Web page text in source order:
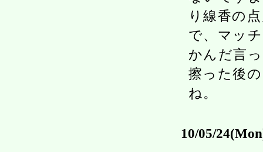
り線香の
で、マッ
かんだ言
擦った後
ね。
10/05/